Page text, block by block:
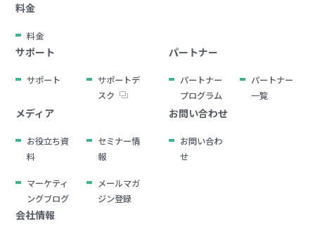
料金
料金
サポート
サポート
サポートデ
スク
パートナー
パートナー
プログラム
パートナー
一覧
メディア
お役立ち資
料
セミナー情
報
マーケティ
ングブログ
メールマガ
ジン登録
お問い合わせ
お問い合わ
せ
会社情報